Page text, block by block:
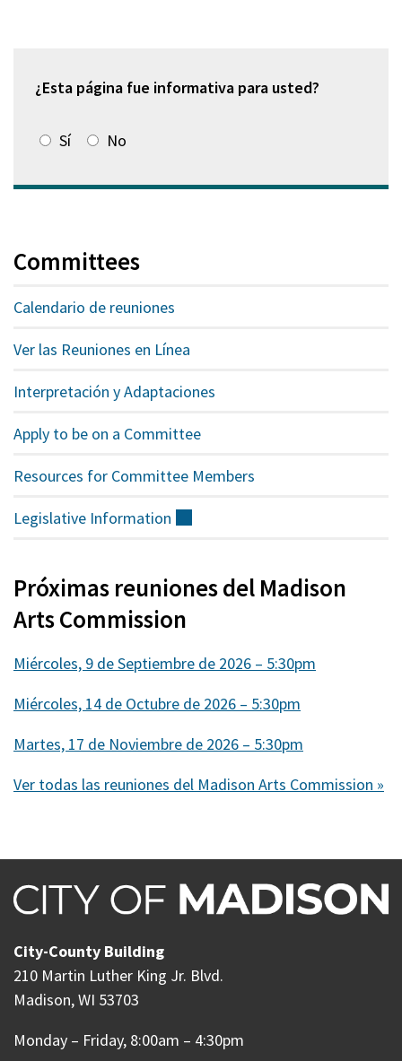
¿Esta página fue informativa para usted?
Sí No
Committees
Calendario de reuniones
Ver las Reuniones en Línea
Interpretación y Adaptaciones
Apply to be on a Committee
Resources for Committee Members
Legislative Information
Próximas reuniones del Madison
Arts Commission
Miércoles, 9 de Septiembre de 2026 – 5:30pm
Miércoles, 14 de Octubre de 2026 – 5:30pm
Martes, 17 de Noviembre de 2026 – 5:30pm
Ver todas las reuniones del Madison Arts Commission »
City-County Building
210 Martin Luther King Jr. Blvd.
Madison, WI 53703
Monday – Friday, 8:00am – 4:30pm